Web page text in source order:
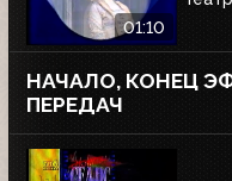
01:10
НАЧАЛО, КОНЕЦ
ПЕРЕДАЧ